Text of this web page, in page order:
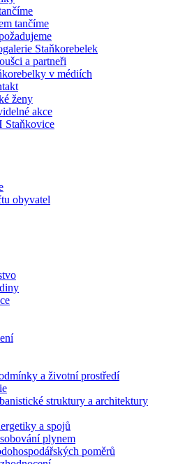
tančíme
Staňkorebelek
a partneři
v médiích
ženy
akce
Staňkovice
obyvatel
a životní prostředí
struktury a architektury
a spojů
plynem
poměrů